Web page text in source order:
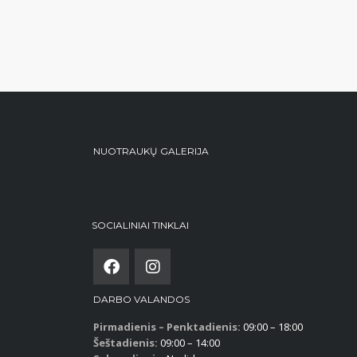
NUOTRAUKŲ GALERIJA
SOCIALINIAI TINKLAI
DARBO VALANDOS
Pirmadienis – Penktadienis: 09:00 – 18:00
Šeštadienis: 09:00 – 14:00